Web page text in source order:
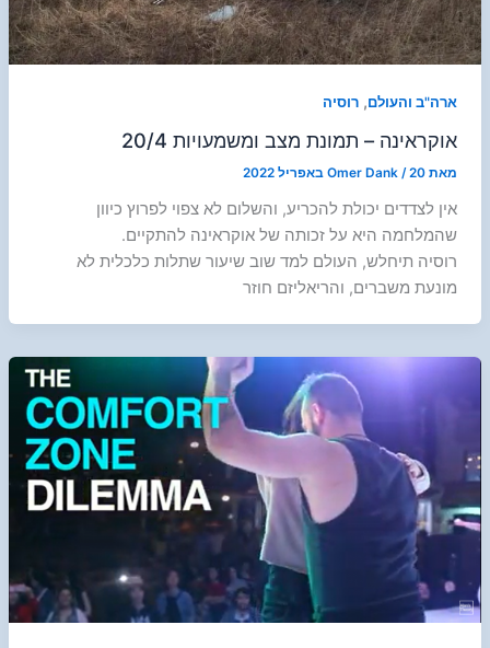
ארה"ב והעולם, רוסיה
אוקראינה – תמונת מצב ומשמעויות 20/4
מאת Omer Dank /20 באפריל 2022
אין לצדדים יכולת להכריע, והשלום לא צפוי לפרוץ כיוון
שהמלחמה היא על זכותה של אוקראינה להתקיים.
רוסיה תיחלש, העולם למד שוב שיעור שתלות כלכלית לא
מונעת משברים, והריאליזם חוזר